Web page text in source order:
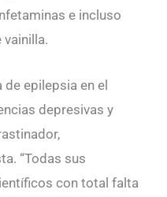
e incluso
epilepsia en el
depresivas y
“Todas sus
con total falta